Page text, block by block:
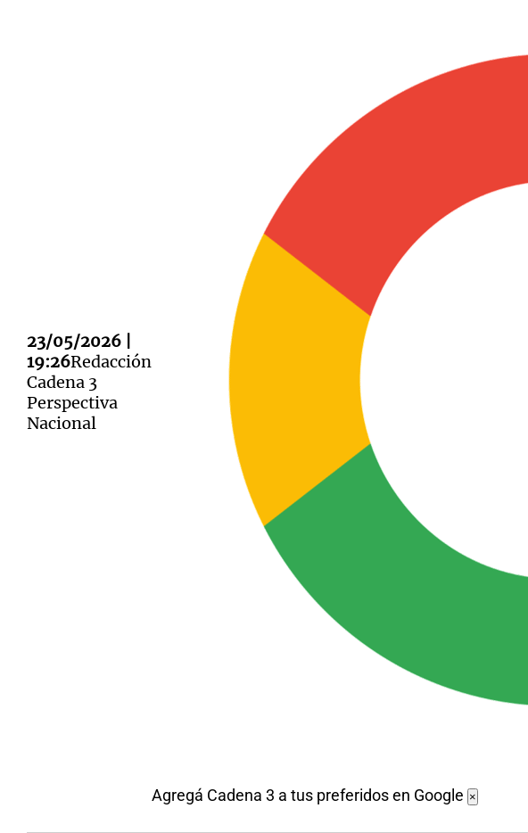
23/05/2026 |
19:26Redacción
Cadena 3
Perspectiva
Nacional
Agregá Cadena 3 a tus preferidos en Google ×
Editorial
Notas
Mundial 2026 La Sole en Cadena 3